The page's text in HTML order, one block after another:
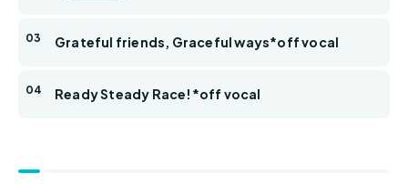
Grateful friends, Graceful ways*off vocal
Ready Steady Race!*off vocal